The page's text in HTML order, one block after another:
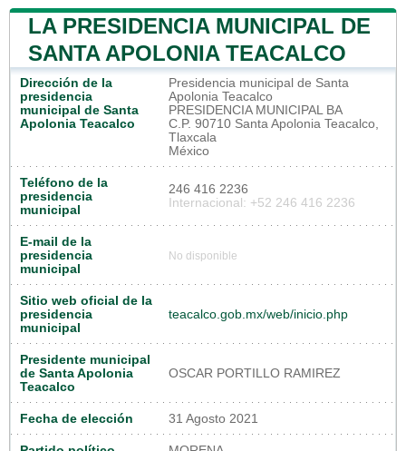
LA PRESIDENCIA MUNICIPAL DE
SANTA APOLONIA TEACALCO
Dirección de la
presidencia
municipal de Santa
Apolonia Teacalco
Presidencia municipal de Santa
Apolonia Teacalco
PRESIDENCIA MUNICIPAL BA
C.P. 90710 Santa Apolonia Teacalco,
Tlaxcala
México
Teléfono de la
presidencia
municipal
246 416 2236
Internacional: +52 246 416 2236
E-mail de la
presidencia
municipal
No disponible
Sitio web oficial de la
presidencia
municipal
teacalco.gob.mx/web/inicio.php
Presidente municipal
de Santa Apolonia
Teacalco
OSCAR PORTILLO RAMIREZ
Fecha de elección 31 Agosto 2021